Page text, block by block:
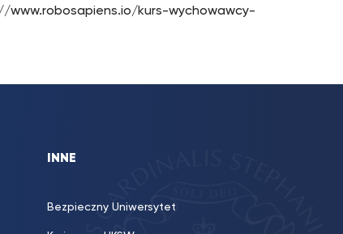
www.robosapiens.io/kurs-wychowawcy-
INNE
Bezpieczny Uniwersytet